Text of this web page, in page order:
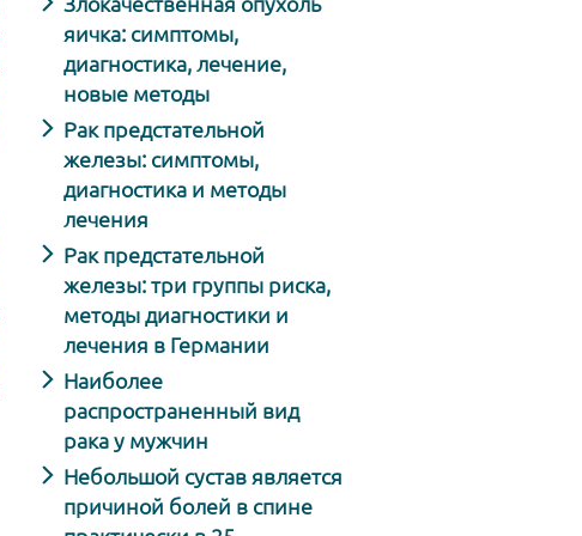
яичка: симптомы,
диагностика, лечение,
новые методы
Рак предстательной
железы: симптомы,
диагностика и методы
лечения
Рак предстательной
железы: три группы риска,
методы диагностики и
лечения в Германии
Наиболее
распространенный вид
рака у мужчин
Небольшой сустав является
причиной болей в спине